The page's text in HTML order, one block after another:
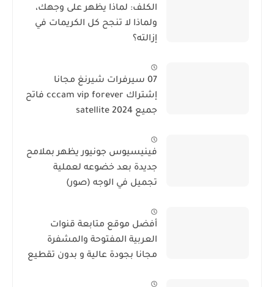
الكلف: لماذا يظهر على وجهك،
ولماذا لا تنجح كل الكريمات في
إزالته؟
07 سيرفرات شيرنغ مجانا
إشتراك cccam vip forever فاتح
جميع satellite 2024
فينيسيوس جونيور يظهر بملامح
جديدة بعد خضوعه لعملية
تجميل في الوجه (صور)
أفضل موقع متابعة قنوات
العربية المفتوحة والمشفرة
مجانا بجودة عالية و بدون تقطيع